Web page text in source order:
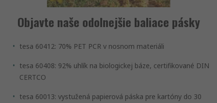
Objavte naše odolnejšie baliace pásky
tesa 60412: 70% PET PCR v nosnom materiáli
tesa 60408: 92% uhlík na biologickej báze, certifikované DIN
CERTCO
tesa 60013: vystužená papierová páska pre kartóny do 30